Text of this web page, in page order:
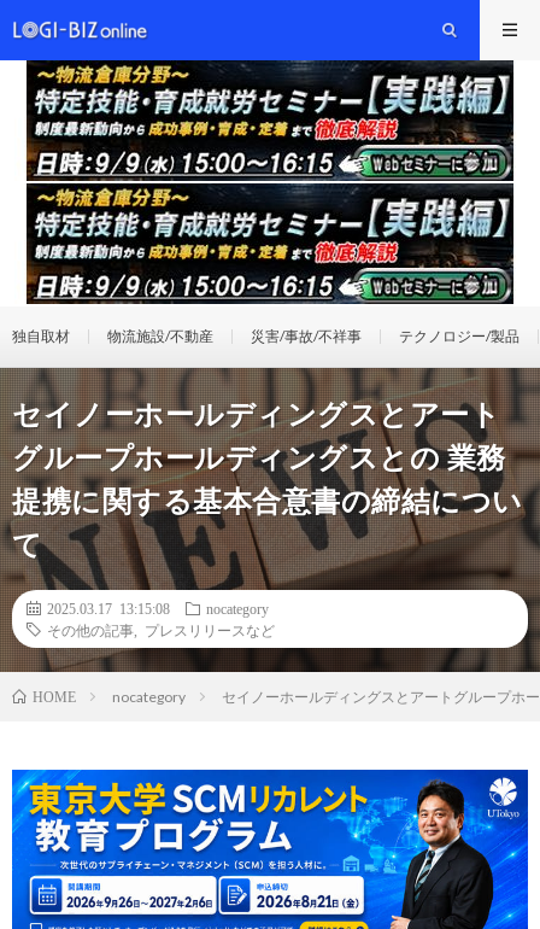
独自取材 物流施設/不動産 災害/事故/不祥事 テクノロジー/製品
セイノーホールディングスとアート
グループホールディングスとの 業務
提携に関する基本合意書の締結につい
て
2025.03.17 13:15:08
nocategory
その他の記事
プレスリリースなど
HOME nocategory セイノーホールディングスとアートグループホ